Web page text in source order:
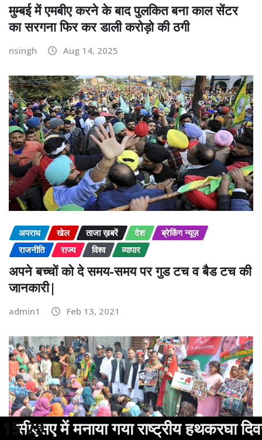
मुम्बई में एमबीए करने के बाद पुलकित बना काल सेंटर
का सरगना फिर कर डाली करोड़ो की ठगी
nsingh Aug 14, 2025
अपराध खेल ताजा ख़बरें देश
ब्रेकिंग न्यूज़
राजनीति
राज्य विश्व व्यापार
अपने बच्चों को दे समय-समय पर गुड टच व बैड टच की
जानकारी|
admin1 Feb 13, 2021
हथकरघा दिवस: छात्रों द्वारा बुनाई
15:29